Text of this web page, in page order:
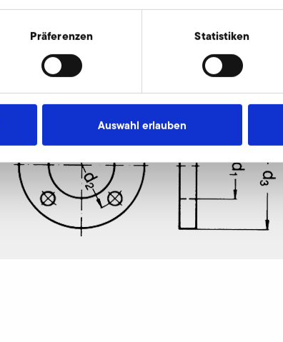
Präferenzen Statistiken
Auswahl erlauben